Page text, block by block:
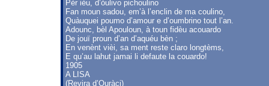
Pèr iéu, d’óulivo pichoulino
Fan moun sadou, em’à l’enclin de ma coulino,
Quàuquei poumo d’amour e d’oumbrino tout l’an.
Adounc, bèl Apouloun, à toun fidèu acouardo
De jouï proun d’an d’aquéu bèn ;
En venènt vièi, sa ment reste claro longtèms,
E qu’au lahut jamai li defaute la couardo!
1905
A LISA
(Revira d’Ouràci)